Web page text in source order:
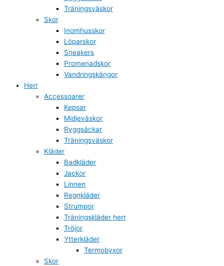
Träningsväskor
Skor
Inomhusskor
Löparskor
Sneakers
Promenadskor
Vandringskängor
Herr
Accessoarer
Kepsar
Midjeväskor
Ryggsäckar
Träningsväskor
Kläder
Badkläder
Jackor
Linnen
Regnkläder
Strumpor
Träningskläder herr
Tröjor
Ytterkläder
Termobyxor
Skor